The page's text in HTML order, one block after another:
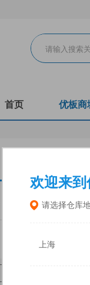
欢迎来到
请选择仓库
上海
首页 优板商
家具 门板
中福